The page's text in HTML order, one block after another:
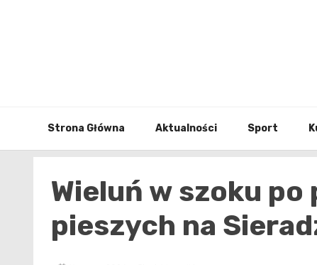
Strona Główna Aktualności Sport
Wieluń w szoku
pieszych na